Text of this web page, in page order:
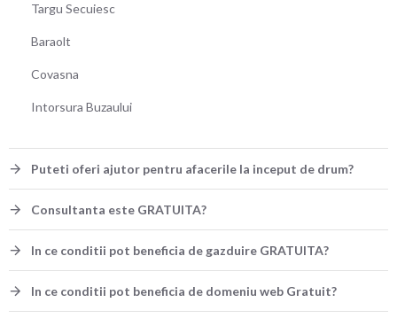
Targu Secuiesc
Baraolt
Covasna
Intorsura Buzaului
Puteti oferi ajutor pentru afacerile la inceput de drum?
Consultanta este GRATUITA?
In ce conditii pot beneficia de gazduire GRATUITA?
In ce conditii pot beneficia de domeniu web Gratuit?